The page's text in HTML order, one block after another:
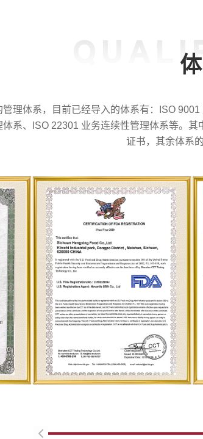
理体系，目前已经导入的体系有：ISO
体系、ISO 22301 业务连续性管理体系等。
证书，其余体系